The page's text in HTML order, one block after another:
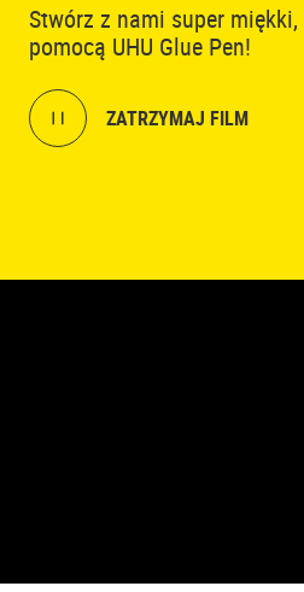
Stwórz z nami super
pomocą UHU Glue Pen!
ZATRZYMAJ FILM